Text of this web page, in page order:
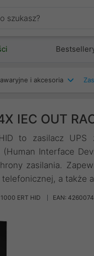
i akcesoria
IEC OUT
to zasilacz
Interface
zasilania.
a także
ERT HID EAN: